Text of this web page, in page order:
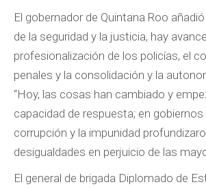
El gobernador de Quintana Roo
de la seguridad y la justicia, hay
profesionalización de los policías, el
penales y la consolidación y la
“Hoy, las cosas han cambiado y
capacidad de respuesta; en gobiernos
corrupción y la impunidad
desigualdades en perjuicio de las
El general de brigada Diplomado de